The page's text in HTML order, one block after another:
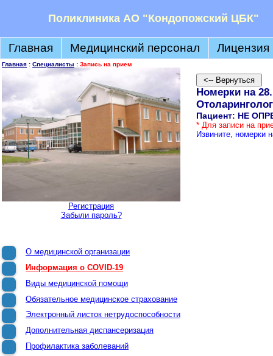
Поликлиника АО "Кондопожский ЦБК"
Главная Медицинский персонал Лицензия
Главная : Специалисты : Запись на прием
Регистрация
Забыли пароль?
О медицинской организации
Информация о COVID-19
Виды медицинской помощи
Обязательное медицинское страхование
Электронный листок нетрудоспособности
Дополнительная диспансеризация
Профилактика заболеваний
Номерки на
Пациент: НЕ
* Для записи на
Извините, номерки